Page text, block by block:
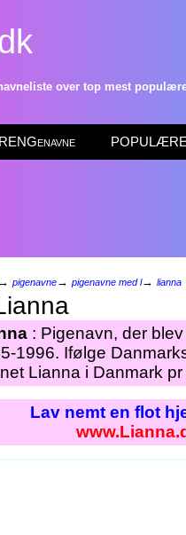
over top mest
POPULÆRE
→ pigenavne→ pigenavne med l→ lianna
: Pigenavn, der
1996. Ifølge
Lianna i Danmark
Lav nemt en flot